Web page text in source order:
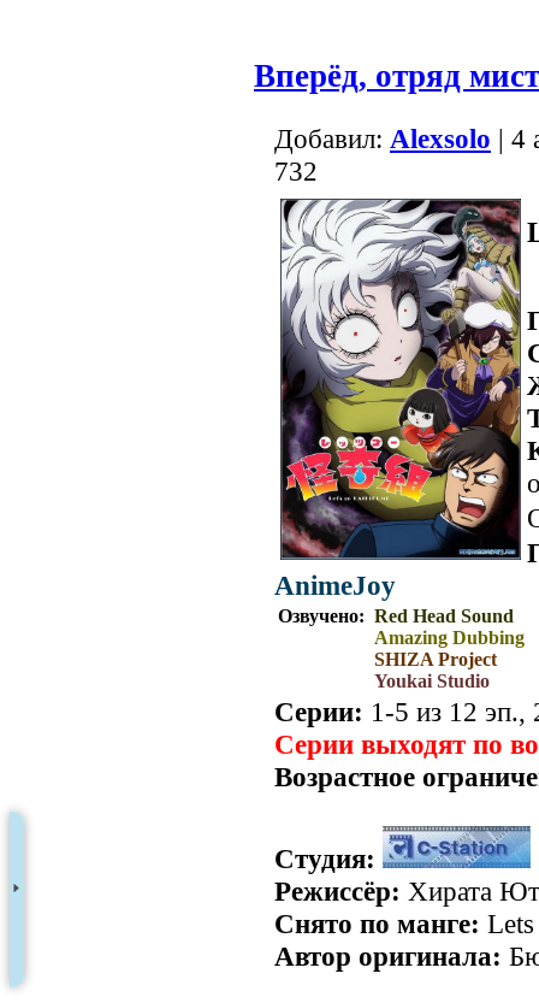
Вперёд, отряд
Добавил: Alexsolo | 4
732
AnimeJoy
Озвучено: Red Head Sound
Amazing Dubbing
SHIZA Project
Youkai Studio
Серии: 1-5 из 12 эп.,
Серии выходят по
Возрастное
Студия:
Режиссёр: Хирата
Снято по манге:
Автор оригинала: